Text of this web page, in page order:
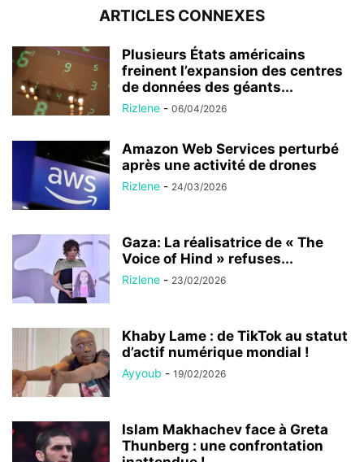
ARTICLES CONNEXES
Plusieurs États américains
freinent l’expansion des centres
de données des géants...
Rizlene - 06/04/2026
Amazon Web Services perturbé
après une activité de drones
Rizlene - 24/03/2026
Gaza: La réalisatrice de « The
Voice of Hind » refuses...
Rizlene - 23/02/2026
Khaby Lame : de TikTok au statut
d’actif numérique mondial !
Ayyoub - 19/02/2026
Islam Makhachev face à Greta
Thunberg : une confrontation